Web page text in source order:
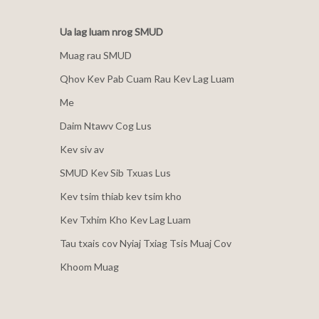
Ua lag luam nrog SMUD
Muag rau SMUD
Qhov Kev Pab Cuam Rau Kev Lag Luam
Me
Daim Ntawv Cog Lus
Kev siv av
SMUD Kev Sib Txuas Lus
Kev tsim thiab kev tsim kho
Kev Txhim Kho Kev Lag Luam
Tau txais cov Nyiaj Txiag Tsis Muaj Cov
Khoom Muag